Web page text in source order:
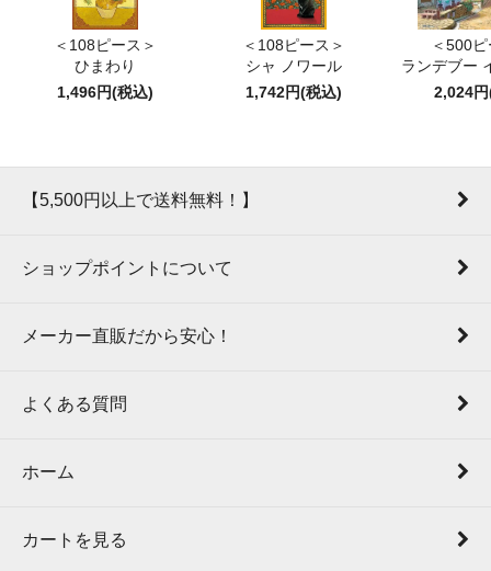
＜108ピース＞
ひまわり
1,496円(税込)
＜108ピース＞
シャ ノワール
1,742円(税込)
＜500
ランデブー
2,024
【5,500円以上で送料無料！】
ショップポイントについて
メーカー直販だから安心！
よくある質問
ホーム
カートを見る